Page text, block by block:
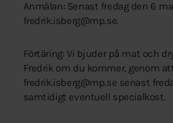
Anmälan: Senast fredag den 6
fredrik.isberg@mp.se.
Förtäring: Vi bjuder på mat och
Fredrik om du kommer, genom
fredrik.isberg@mp.se senast
samtidigt eventuell specialkost.